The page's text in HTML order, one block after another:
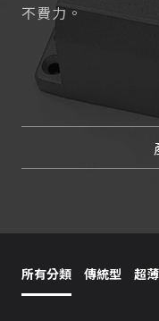
不費力。
所有分類 傳統型 超